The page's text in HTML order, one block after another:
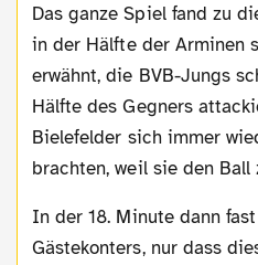
Das ganze Spiel fand zu diesem Zeitpunkt fast nur
in der Hälfte der Arminen
erwähnt, die BVB-Jungs
Hälfte des Gegners
Bielefelder sich immer
brachten, weil sie den Ball
In der 18. Minute dann fast ein Spiegelbild des
Gästekonters, nur dass